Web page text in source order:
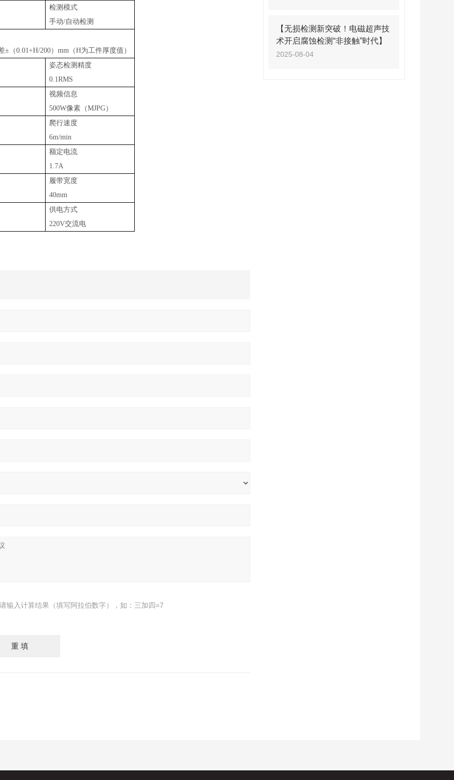
检测模式
手动/自动检测
（0.01+H/200）mm（H为工件厚度值）
姿态检测精度
0.1RMS
视频信息
500W像素（MJPG）
爬行速度
6m/min
额定电流
1.7A
履带宽度
40mm
供电方式
220V交流电
请输入计算结果（填写阿拉伯数字），如：三加四=7
【无损检测新突破！电磁超声技
术开启腐蚀检测“非接触”时代】
2025-08-04